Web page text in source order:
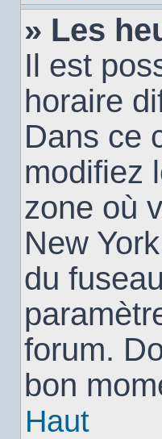
» Les
Il est
horaire
Dans ce
modifiez
zone où
New
du
forum.
bon
Haut